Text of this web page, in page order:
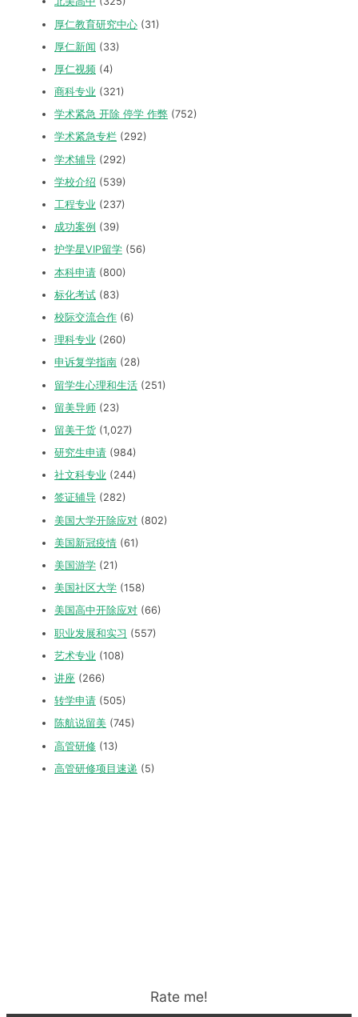
厚仁教育研究中心 (31)
厚仁新闻 (33)
厚仁视频 (4)
商科专业 (321)
学术紧急 开除 停学 作弊 (752)
学术紧急专栏 (292)
学术辅导 (292)
学校介绍 (539)
工程专业 (237)
成功案例 (39)
护学星VIP留学 (56)
本科申请 (800)
标化考试 (83)
校际交流合作 (6)
理科专业 (260)
申诉复学指南 (28)
留学生心理和生活 (251)
留美导师 (23)
留美干货 (1,027)
研究生申请 (984)
社文科专业 (244)
签证辅导 (282)
美国大学开除应对 (802)
美国新冠疫情 (61)
美国游学 (21)
美国社区大学 (158)
美国高中开除应对 (66)
职业发展和实习 (557)
艺术专业 (108)
讲座 (266)
转学申请 (505)
陈航说留美 (745)
高管研修 (13)
高管研修项目速递 (5)
Rate me!